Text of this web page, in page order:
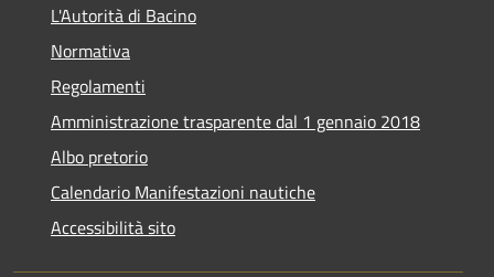
L'Autorità di Bacino
Normativa
Regolamenti
Amministrazione trasparente dal 1 gennaio 2018
Albo pretorio
Calendario Manifestazioni nautiche
Accessibilità sito